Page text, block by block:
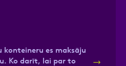
konteineru es maksāju
Ko darīt, lai par to